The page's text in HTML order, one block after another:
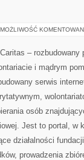
MOŻLIWOŚĆ
– rozbudowany
i mądrym
serwis
osób
Jest to portal, w
działalności
prowadzenia